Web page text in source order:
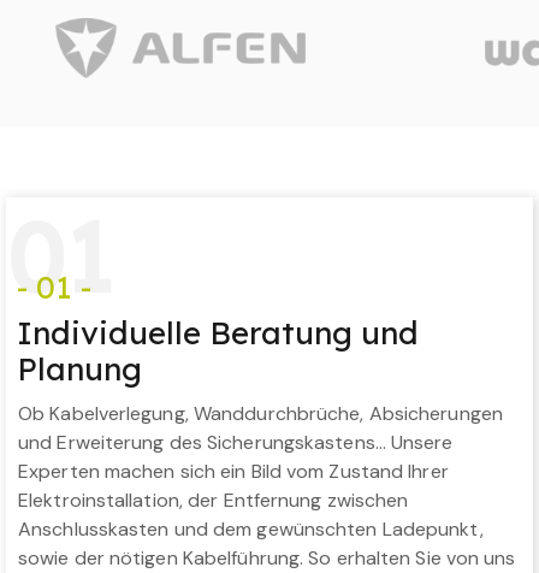
01
- 01 -
Individuelle Beratung und
Planung
Ob Kabelverlegung, Wanddurchbrüche, Absicherungen
und Erweiterung des Sicherungskastens… Unsere
Experten machen sich ein Bild vom Zustand Ihrer
Elektroinstallation, der Entfernung zwischen
Anschlusskasten und dem gewünschten Ladepunkt,
sowie der nötigen Kabelführung. So erhalten Sie von uns